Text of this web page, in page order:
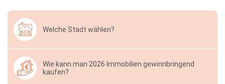
Welche Stadt wählen?
Wie kann man 2026 Immobilien gewinnbringend
kaufen?